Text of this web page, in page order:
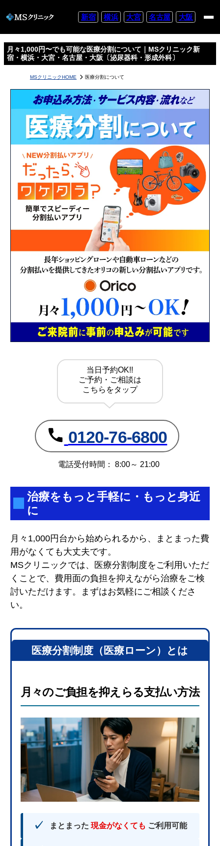
新宿 横浜 大宮 名古屋 大阪
月々1,000円〜でも可能な医療分割について｜MSクリニック新
宿・横浜・大宮・名古屋・大阪〔泌尿器科・形成外科〕
MSクリニックHOME 医療分割について
当日予約OK!!
ご予約・ご相談は
こちら をタップ
0120-76-6800
電話受付時間： 8:00～ 21:00
治療をもっと手軽に・もっと身近
に
月々1,000円台から始められるから、まとまった費
用がなくても大丈夫です。
MSクリニックでは、医療分割制度をご利用いただ
くことで、費用面の負担を抑えながら治療をご検
討いただけます。まずはお気軽にご相談くださ
い。
医療分割制度（医療ローン）とは
月々のご負担を抑えらる支払い方法
まとまった 現金がなくても ご利用可能